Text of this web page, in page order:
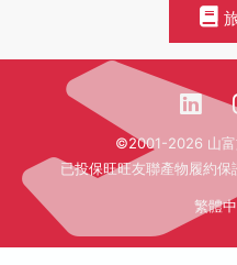
©2001-2026 山
已投保旺旺友聯產物履約
繁體